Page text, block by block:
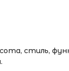
стиль,